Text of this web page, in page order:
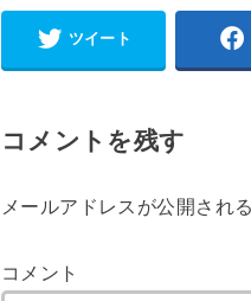
ツイート
コメントを残す
メールアドレスが公開され
コメント